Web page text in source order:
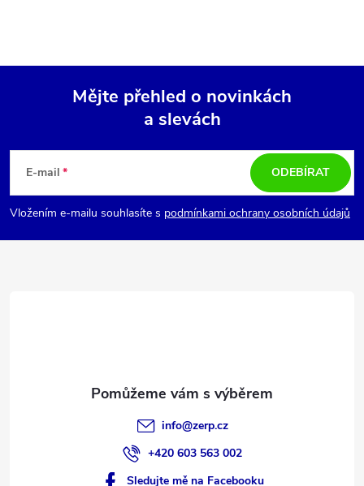
p
a
Mějte přehled o novinkách
a slevách
E-mail
Vložením e-mailu souhlasíte s podmínkami ochrany osobních údajů
ODEBÍRAT
info@zerp.cz
+420 603 563 002
Sledujte mě na Facebooku